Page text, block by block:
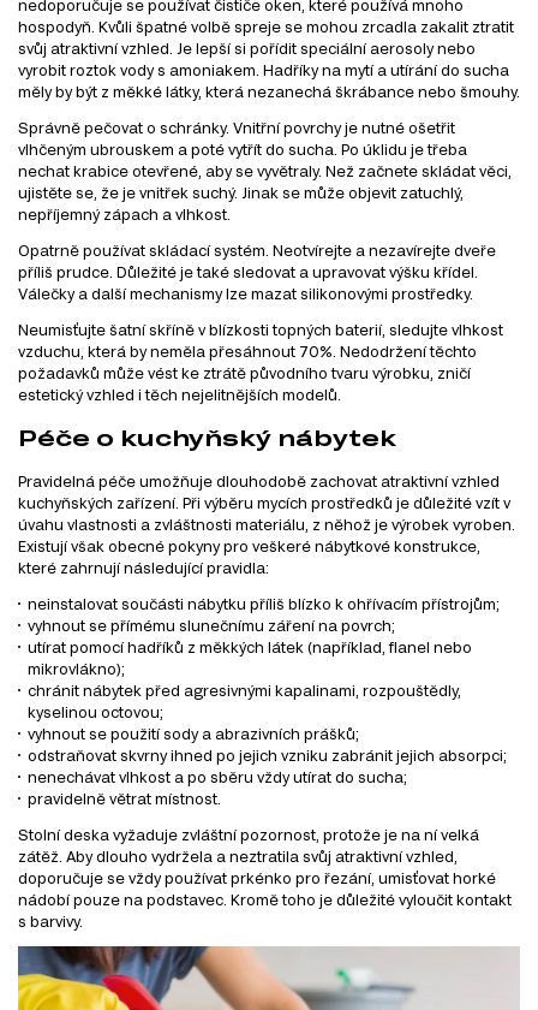
nedoporučuje se používat čističe oken, které používá mnoho
hospodyň. Kvůli špatné volbě spreje se mohou zrcadla zakalit ztratit
svůj atraktivní vzhled. Je lepší si pořídit speciální aerosoly nebo
vyrobit roztok vody s amoniakem. Hadříky na mytí a utírání do sucha
měly by být z měkké látky, která nezanechá škrábance nebo šmouhy.
Správně pečovat o schránky. Vnitřní povrchy je nutné ošetřit
vlhčeným ubrouskem a poté vytřít do sucha. Po úklidu je třeba
nechat krabice otevřené, aby se vyvětraly. Než začnete skládat věci,
ujistěte se, že je vnitřek suchý. Jinak se může objevit zatuchlý,
nepříjemný zápach a vlhkost.
Opatrně používat skládací systém. Neotvírejte a nezavírejte dveře
příliš prudce. Důležité je také sledovat a upravovat výšku křídel.
Válečky a další mechanismy lze mazat silikonovými prostředky.
Neumisťujte šatní skříně v blízkosti topných baterií, sledujte vlhkost
vzduchu, která by neměla přesáhnout 70%. Nedodržení těchto
požadavků může vést ke ztrátě původního tvaru výrobku, zničí
estetický vzhled i těch nejelitnějších modelů.
Péče o kuchyňský nábytek
Pravidelná péče umožňuje dlouhodobě zachovat atraktivní vzhled
kuchyňských zařízení. Při výběru mycích prostředků je důležité vzít v
úvahu vlastnosti a zvláštnosti materiálu, z něhož je výrobek vyroben.
Existují však obecné pokyny pro veškeré nábytkové konstrukce,
které zahrnují následující pravidla:
neinstalovat součásti nábytku příliš blízko k ohřívacím přístrojům;
vyhnout se přímému slunečnímu záření na povrch;
utírat pomocí hadříků z měkkých látek (například, flanel nebo
mikrovlákno);
chránit nábytek před agresivnými kapalinami, rozpouštědly,
kyselinou octovou;
vyhnout se použití sody a abrazivních prášků;
odstraňovat skvrny ihned po jejich vzniku zabránit jejich absorpci;
nenechávat vlhkost a po sběru vždy utírat do sucha;
pravidelně větrat místnost.
Stolní deska vyžaduje zvláštní pozornost, protože je na ní velká
zátěž. Aby dlouho vydržela a neztratila svůj atraktivní vzhled,
doporučuje se vždy používat prkénko pro řezání, umisťovat horké
nádobí pouze na podstavec. Kromě toho je důležité vyloučit kontakt
s barvivy.